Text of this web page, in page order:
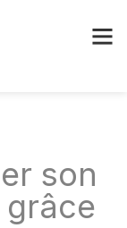
son